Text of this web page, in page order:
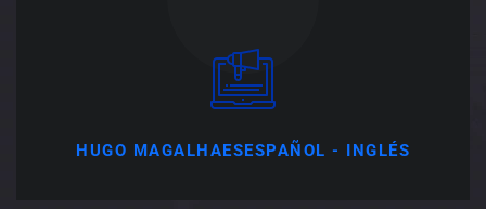
HUGO MAGALHAESESPAÑOL - INGLÉS